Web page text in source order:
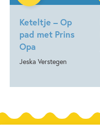
Keteltje – Op
pad met Prins
Opa
Jeska Verstegen